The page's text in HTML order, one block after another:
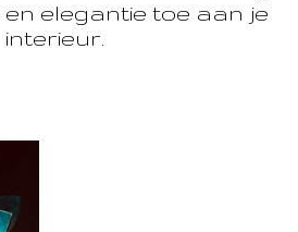
elegantie toe aan je
interieur.